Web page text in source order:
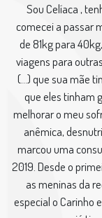
Sou Celíaca ,
comecei a passar
de 81kg para
viagens para
(...) que sua mãe
que eles tinham
melhorar o meu
anêmica,
marcou uma
2019. Desde o
as meninas da
especial o Carinho